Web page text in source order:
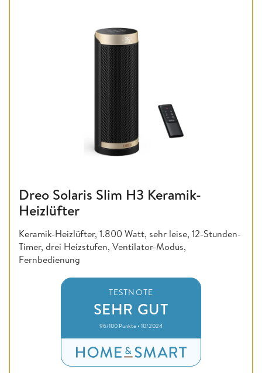
Dreo Solaris Slim H3 Keramik-
Heizlüfter
Keramik-Heizlüfter, 1.800 Watt, sehr leise, 12-Stunden-
Timer, drei Heizstufen, Ventilator-Modus,
Fernbedienung
TESTNOTE
SEHR GUT
96/100 Punkte • 10/2024